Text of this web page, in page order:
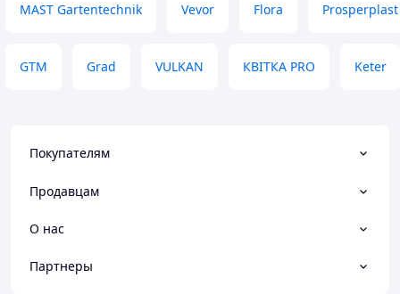
MAST Gartentechnik Vevor Flora Prosperplast
GTM Grad VULKAN КВІТКА PRO Keter
Покупателям
Продавцам
О нас
Партнеры